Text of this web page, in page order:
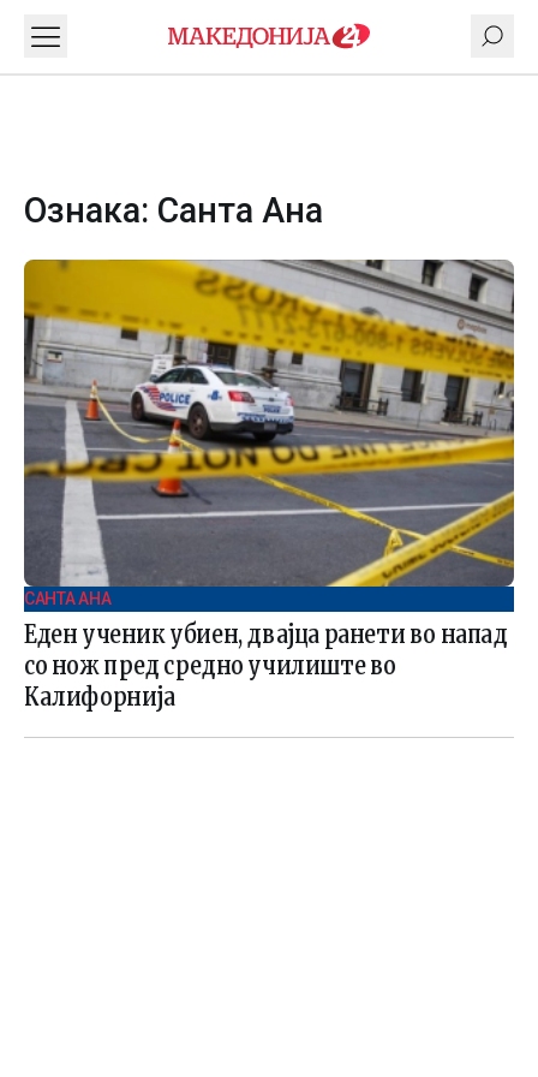
Ознака: Санта Ана
САНТА АНА
Еден ученик убиен, двајца ранети во напад
со нож пред средно училиште во
Калифорнија